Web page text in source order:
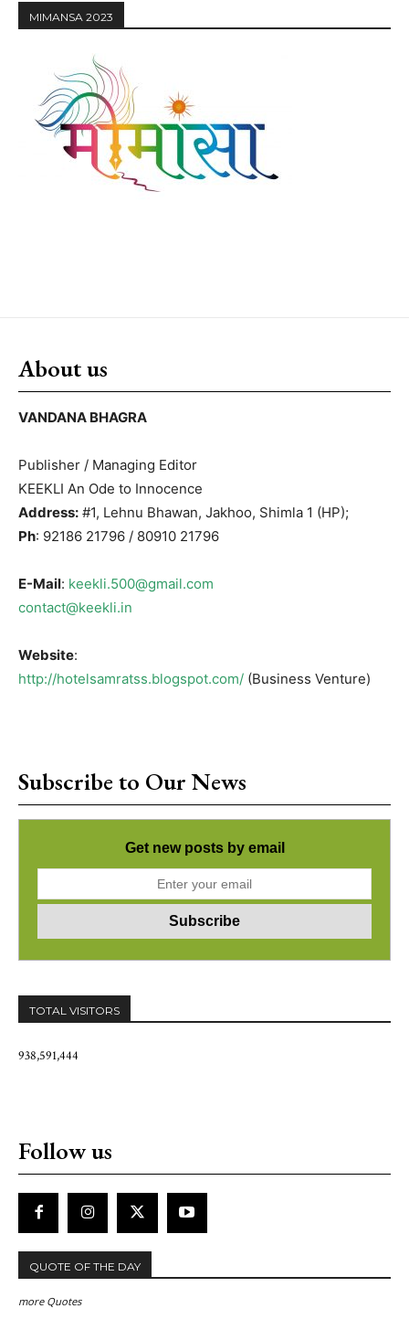
MIMANSA 2023
About us
VANDANA BHAGRA
Publisher / Managing Editor
KEEKLI An Ode to Innocence
Address: #1, Lehnu Bhawan, Jakhoo, Shimla 1 (HP);
Ph: 92186 21796 / 80910 21796
E-Mail: keekli.500@gmail.com
contact@keekli.in
Website:
http://hotelsamratss.blogspot.com/ (Business Venture)
Subscribe to Our News
Get new posts by email
TOTAL VISITORS
938,591,444
Follow us
QUOTE OF THE DAY
more Quotes